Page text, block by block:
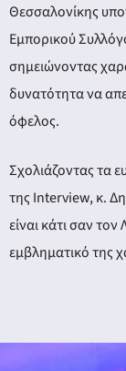
Θεσσαλονίκης
Εμπορικού
σημειώνοντας
δυνατότητα να
όφελος.
Σχολιάζοντας τα
της Interview, κ.
είναι κάτι σαν
εμβληματικό της